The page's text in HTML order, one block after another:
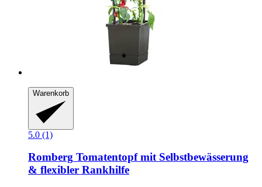
Warenkorb
5.0 (1)
Romberg Tomatentopf mit Selbstbewässerung
& flexibler Rankhilfe